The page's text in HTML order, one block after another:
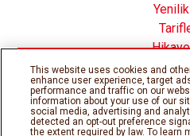
Nutella®
This website uses cookies and
enhance user experience, target
performance and traffic on our
information about your use of our
social media, advertising and
detected an opt-out preference
the extent required by law. To learn